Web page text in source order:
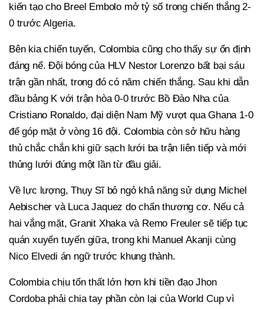
kiến tạo cho Breel Embolo mở tỷ số trong chiến thắng 2-
0 trước Algeria.
Bên kia chiến tuyến, Colombia cũng cho thấy sự ổn định
đáng nể. Đội bóng của HLV Nestor Lorenzo bất bại sáu
trận gần nhất, trong đó có năm chiến thắng. Sau khi dẫn
đầu bảng K với trận hòa 0-0 trước Bồ Đào Nha của
Cristiano Ronaldo, đại diện Nam Mỹ vượt qua Ghana 1-0
để góp mặt ở vòng 16 đội. Colombia còn sở hữu hàng
thủ chắc chắn khi giữ sạch lưới ba trận liên tiếp và mới
thủng lưới đúng một lần từ đầu giải.
Về lực lượng, Thụy Sĩ bỏ ngỏ khả năng sử dụng Michel
Aebischer và Luca Jaquez do chấn thương cơ. Nếu cả
hai vắng mặt, Granit Xhaka và Remo Freuler sẽ tiếp tục
quán xuyến tuyến giữa, trong khi Manuel Akanji cùng
Nico Elvedi án ngữ trước khung thành.
Colombia chịu tổn thất lớn hơn khi tiền đạo Jhon
Cordoba phải chia tay phần còn lại của World Cup vì